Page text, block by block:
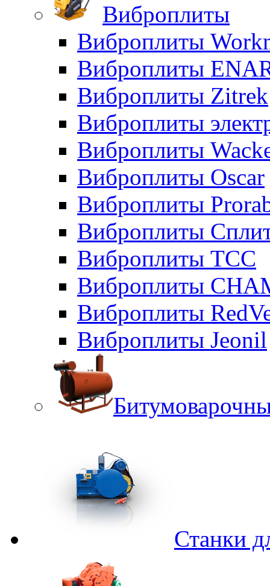
Виброплиты
Виброплиты
Виброплиты
Виброплиты Zitrek
Виброплиты
Виброплиты
Виброплиты Oscar
Виброплиты
Виброплиты
Виброплиты ТСС
Виброплиты
Виброплиты
Виброплиты Jeonil
Станки